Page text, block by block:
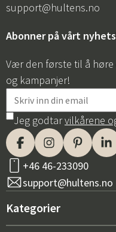
support@hultens.no
Abonner på vårt
Vær den første til å
og kampanjer!
Jeg godtarvilkårene
+46 46-233090
support@hultens.no
Kategorier